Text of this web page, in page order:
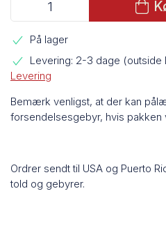
På lager
Levering: 2-3 dage (outside
Levering
Bemærk venligst, at der kan
forsendelsesgebyr, hvis pakken
Ordrer sendt til USA og Puerto
told og gebyrer.